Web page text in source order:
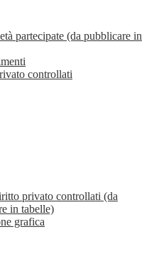
partecipate (da pubblicare in
controllati
privato controllati (da
in tabelle)
grafica